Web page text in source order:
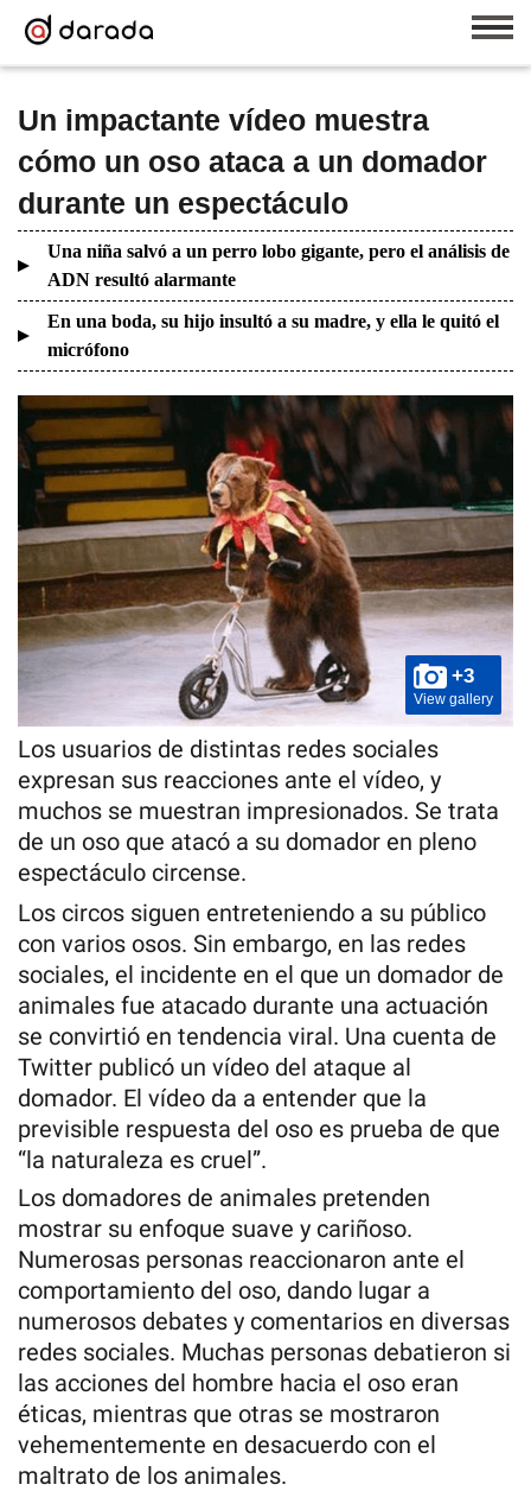
Un impactante vídeo muestra
cómo un oso ataca a un domador
durante un espectáculo
Una niña salvó a un perro lobo gigante, pero el análisis de
ADN resultó alarmante
En una boda, su hijo insultó a su madre, y ella le quitó el
micrófono
+3
View gallery
Los usuarios de distintas redes sociales
expresan sus reacciones ante el vídeo, y
muchos se muestran impresionados. Se trata
de un oso que atacó a su domador en pleno
espectáculo circense.
Los circos siguen entreteniendo a su público
con varios osos. Sin embargo, en las redes
sociales, el incidente en el que un domador de
animales fue atacado durante una actuación
se convirtió en tendencia viral. Una cuenta de
Twitter publicó un vídeo del ataque al
domador. El vídeo da a entender que la
previsible respuesta del oso es prueba de que
“la naturaleza es cruel”.
Los domadores de animales pretenden
mostrar su enfoque suave y cariñoso.
Numerosas personas reaccionaron ante el
comportamiento del oso, dando lugar a
numerosos debates y comentarios en diversas
redes sociales. Muchas personas debatieron si
las acciones del hombre hacia el oso eran
éticas, mientras que otras se mostraron
vehementemente en desacuerdo con el
maltrato de los animales.